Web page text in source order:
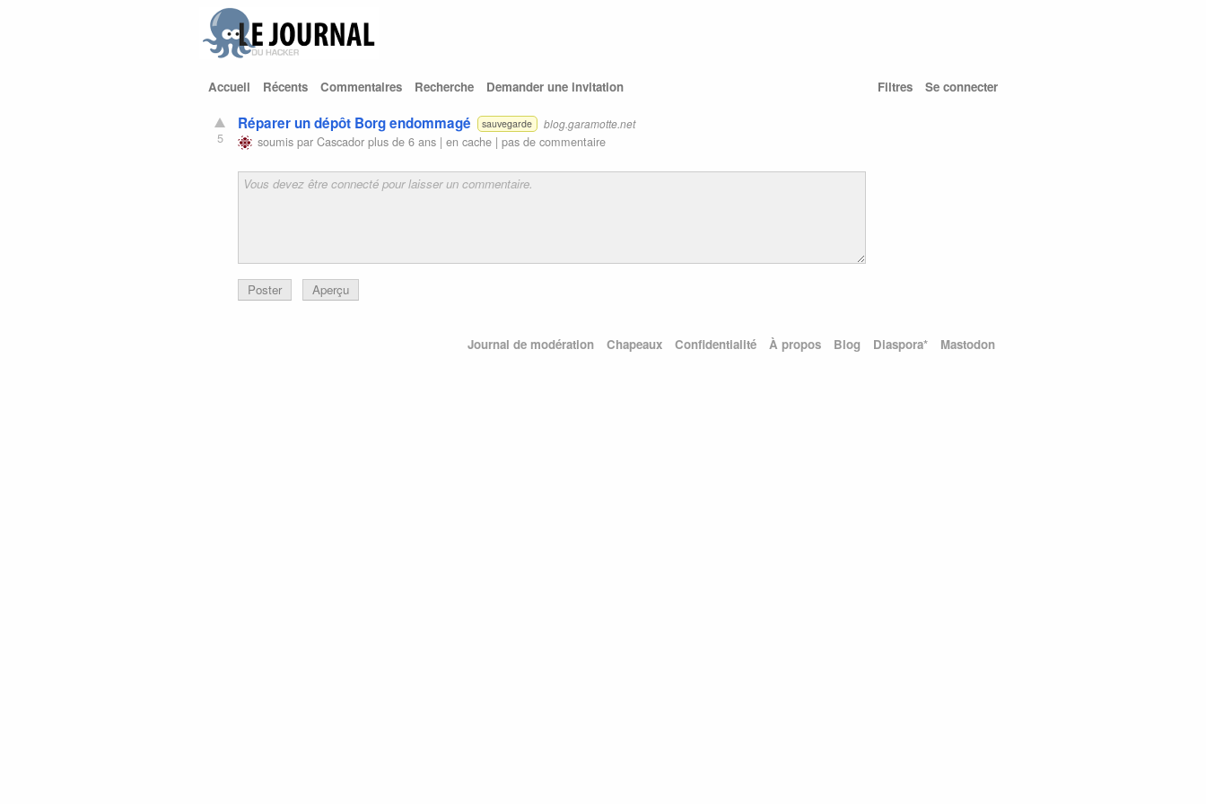
Accueil Récents Commentaires Recherche Demander une invitation Filtres Se connecter
5
Réparer un dépôt Borg endommagé sauvegarde blog.garamotte.net
soumis parCascador plus de 6 ans |en cache |pas de commentaire
Poster Aperçu
Journal de modération Chapeaux Confidentialité À propos Blog Diaspora* Mastodon